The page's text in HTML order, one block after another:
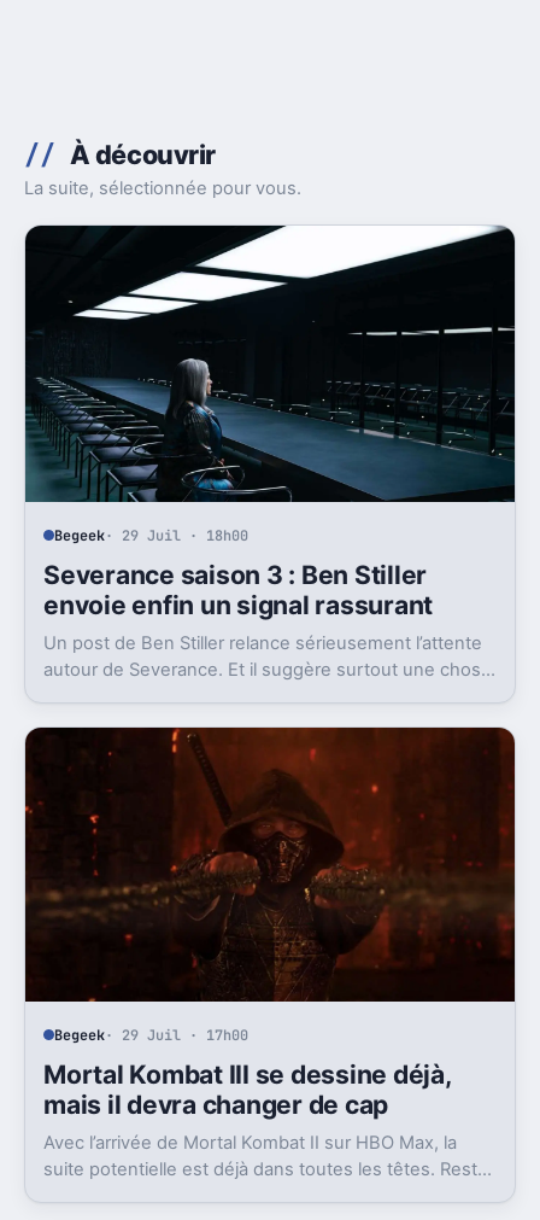
À découvrir
La suite, sélectionnée pour vous.
Begeek· 29 Juil · 18h00
Severance saison 3 : Ben Stiller
envoie enfin un signal rassurant
Un post de Ben Stiller relance sérieusement l’attente
autour de Severance. Et il suggère surtout une chose
Begeek· 29 Juil · 17h00
Mortal Kombat III se dessine déjà,
mais il devra changer de cap
Avec l’arrivée de Mortal Kombat II sur HBO Max, la
suite potentielle est déjà dans toutes les têtes. Reste